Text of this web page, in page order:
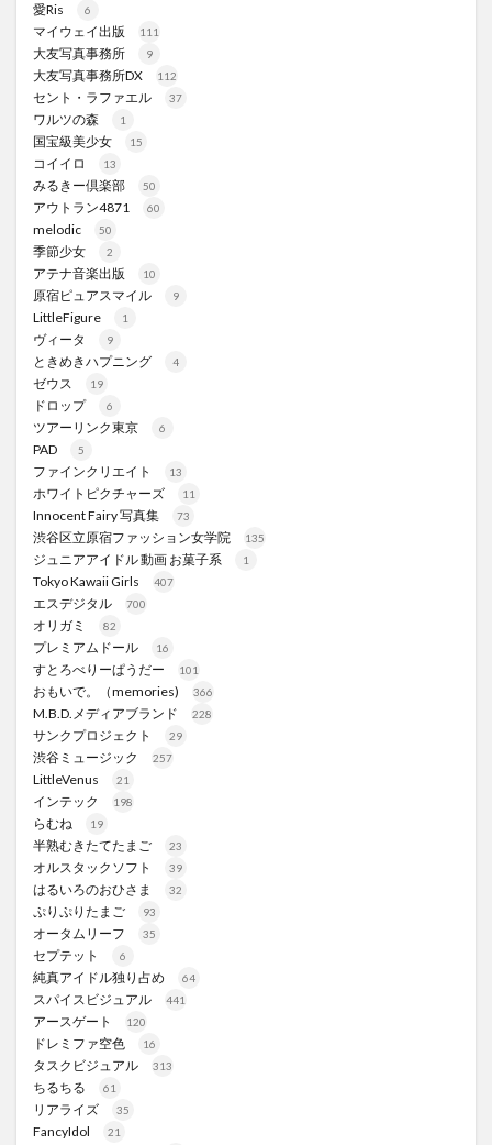
愛Ris 6
マイウェイ出版 111
大友写真事務所 9
大友写真事務所DX 112
セント・ラファエル 37
ワルツの森 1
国宝級美少女 15
コイイロ 13
みるきー倶楽部 50
アウトラン4871 60
melodic 50
季節少女 2
アテナ音楽出版 10
原宿ピュアスマイル 9
LittleFigure 1
ヴィータ 9
ときめきハプニング 4
ゼウス 19
ドロップ 6
ツアーリンク東京 6
PAD 5
ファインクリエイト 13
ホワイトピクチャーズ 11
Innocent Fairy 写真集 73
渋谷区立原宿ファッション女学院 135
ジュニアアイドル 動画 お菓子系 1
Tokyo Kawaii Girls 407
エスデジタル 700
オリガミ 82
プレミアムドール 16
すとろべりーぱうだー 101
おもいで。（memories) 366
M.B.D.メディアブランド 228
サンクプロジェクト 29
渋谷ミュージック 257
LittleVenus 21
インテック 198
らむね 19
半熟むきたてたまご 23
オルスタックソフト 39
はるいろのおひさま 32
ぷりぷりたまご 93
オータムリーフ 35
セプテット 6
純真アイドル独り占め 64
スパイスビジュアル 441
アースゲート 120
ドレミファ空色 16
タスクビジュアル 313
ちるちる 61
リアライズ 35
FancyIdol 21